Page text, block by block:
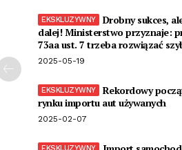
Drobny sukces,
dalej! Ministerstwo przyznaje:
73aa ust. 7 trzeba rozwiązać
2025-05-19
Rekordowy
rynku importu aut używanych
2025-02-07